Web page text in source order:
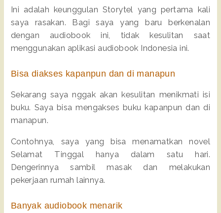
Ini adalah keunggulan Storytel yang pertama kali
saya rasakan. Bagi saya yang baru berkenalan
dengan audiobook ini, tidak kesulitan saat
menggunakan aplikasi audiobook Indonesia ini.
Bisa diakses kapanpun dan di manapun
Sekarang saya nggak akan kesulitan menikmati isi
buku. Saya bisa mengakses buku kapanpun dan di
manapun.
Contohnya, saya yang bisa menamatkan novel
Selamat Tinggal hanya dalam satu hari.
Dengerinnya sambil masak dan melakukan
pekerjaan rumah lainnya.
Banyak audiobook menarik